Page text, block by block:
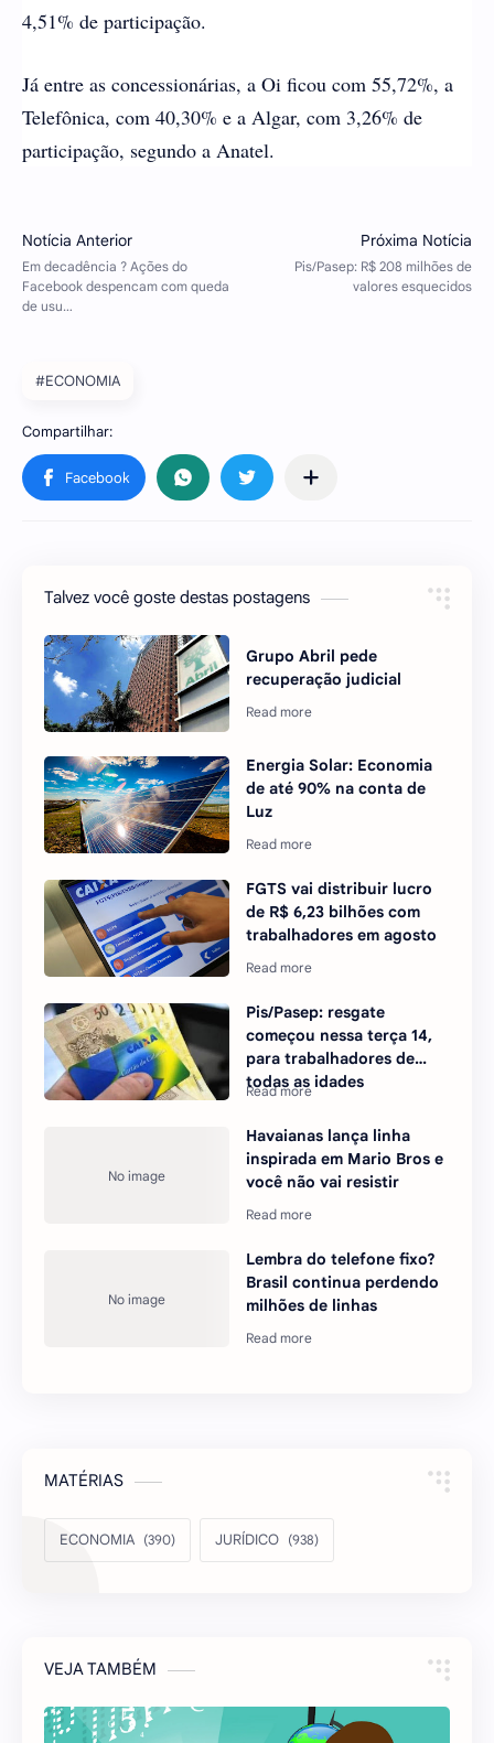
4,51% de participação.
Já entre as concessionárias, a Oi ficou com 55,72%, a
Telefônica, com 40,30% e a Algar, com 3,26% de
participação, segundo a Anatel.
#ECONOMIA
Talvez você goste destas postagens
Grupo Abril pede
recuperação judicial
Energia Solar: Economia
de até 90% na conta de
Luz
FGTS vai distribuir lucro
de R$ 6,23 bilhões com
trabalhadores em agosto
Pis/Pasep: resgate
começou nessa terça 14,
para trabalhadores de
todas as idades
Havaianas lança linha
inspirada em Mario Bros e
você não vai resistir
Lembra do telefone fixo?
Brasil continua perdendo
milhões de linhas
MATÉRIAS
ECONOMIA JURÍDICO
VEJA TAMBÉM